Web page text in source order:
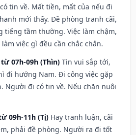
tin về. Mất tiền, mất của nếu đi
mới thấy. Đề phòng tranh cãi,
tiếng tầm thường. Việc làm chậm,
việc gì đều cần chắc chắn.
07h-09h (Thìn) Tin vui sắp tới,
đi hướng Nam. Đi công việc gặp
Người đi có tin về. Nếu chăn nuôi
09h-11h (Tị) Hay tranh luận, cãi
phải đề phòng. Người ra đi tốt